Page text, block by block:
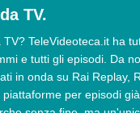
TV.
TV? TeleVideoteca.it ha
e tutti gli episodi. Da
in onda su Rai Replay,
piattaforme per episodi